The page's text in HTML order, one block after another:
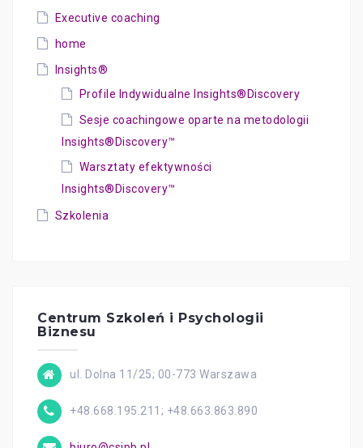
Executive coaching
home
Insights®
Profile Indywidualne Insights®Discovery
Sesje coachingowe oparte na metodologii
Insights®Discovery™
Warsztaty efektywności
Insights®Discovery™
Szkolenia
Centrum Szkoleń i Psychologii
Biznesu
ul. Dolna 11/25; 00-773 Warszawa
+48.668.195.211; +48.663.863.890